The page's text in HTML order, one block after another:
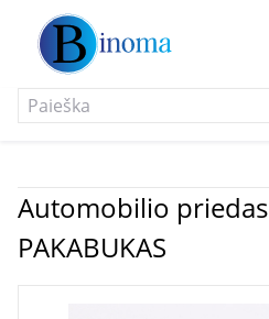
Automobilio priedas RAKTŲ
PAKABUKAS